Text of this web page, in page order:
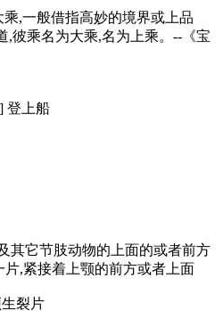
乘,一般借指高妙的境界或上品
,彼乘名为大乘,名为上乘。--《宝
登上船
其它节肢动物的上面的或者前方
,紧接着上颚的前方或者上面
生裂片